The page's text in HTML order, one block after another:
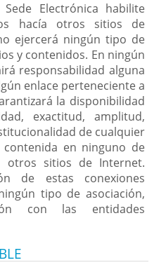
Electrónica habilite
hacía otros sitios de
ejercerá ningún tipo de
y contenidos. En ningún
responsabilidad alguna
enlace perteneciente a
la disponibilidad
exactitud, amplitud,
de cualquier
en ninguno de
otros sitios de Internet.
de estas conexiones
tipo de asociación,
con las entidades